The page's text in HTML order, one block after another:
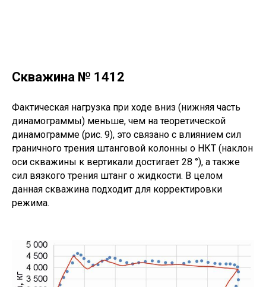
Скважина № 1412
Фактическая нагрузка при ходе вниз (нижняя часть
динамограммы) меньше, чем на теоретической
динамограмме (рис. 9), это связано с влиянием сил
граничного трения штанговой колонны о НКТ (наклон
оси скважины к вертикали достигает 28 °), а также
сил вязкого трения штанг о жидкости. В целом
данная скважина подходит для корректировки
режима.